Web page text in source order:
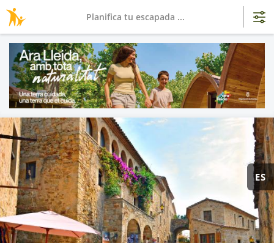
ES
Planifica tu escapada ...